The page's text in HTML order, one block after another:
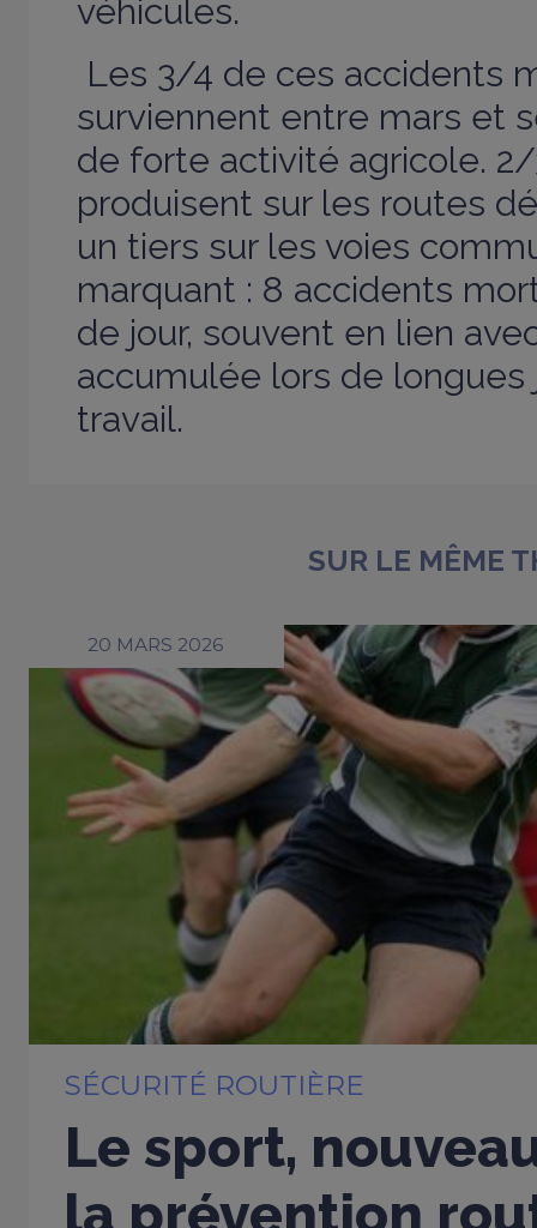
véhicules.
Les 3/4 de ces accidents
surviennent entre mars et
de forte activité agricole.
produisent sur les routes
un tiers sur les voies
marquant : 8 accidents
de jour, souvent en lien
accumulée lors de longues
travail.
SUR LE MÊME
20 MARS 2026
SÉCURITÉ ROUTIÈRE
Le sport,
la prévention